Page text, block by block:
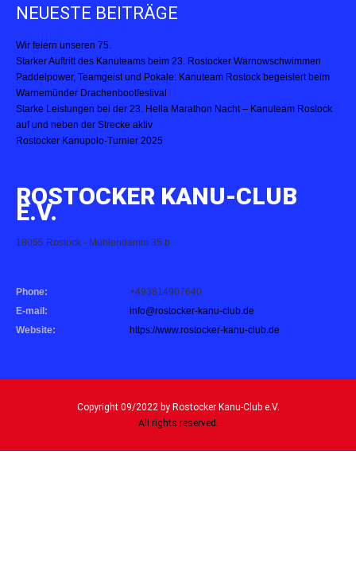
NEUESTE BEITRÄGE
Wir feiern unseren 75.
Starker Auftritt des Kanuteams beim 23. Rostocker Warnowschwimmen
Paddelpower, Teamgeist und Pokale: Kanuteam Rostock begeistert beim
Warnemünder Drachenbootfestival
Starke Leistungen bei der 23. Hella Marathon Nacht – Kanuteam Rostock
auf und neben der Strecke aktiv
Rostocker Kanupolo-Turnier 2025
ROSTOCKER KANU-CLUB
E.V.
18055 Rostock - Mühlendamm 35 b
Phone:
+493814907640
E-mail:
info@rostocker-kanu-club.de
Website:
https://www.rostocker-kanu-club.de
Copyright 09/2022 by Rostocker Kanu-Club e.V.
All rights reserved.